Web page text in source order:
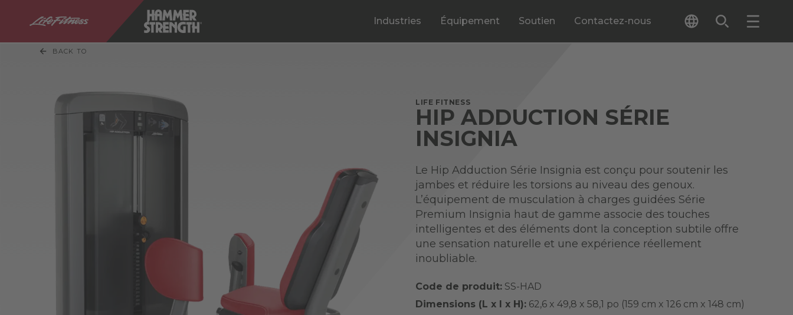
Industries Équipement Soutien Contactez-nous
BACK TO
LIFE FITNESS
HIP ADDUCTION SÉRIE
INSIGNIA
Le Hip Adduction Série Insignia est conçu pour soutenir les
jambes et réduire les torsions au niveau des genoux.
L’équipement de musculation à charges guidées Série
Premium Insignia haut de gamme associe des touches
intelligentes et des éléments dont la conception subtile offre
une sensation naturelle et une expérience réellement
inoubliable.
Code de produit: SS-HAD
Dimensions (L x l x H): 62,6 x 49,8 x 58,1 po (159 cm x 126 cm x 148 cm)